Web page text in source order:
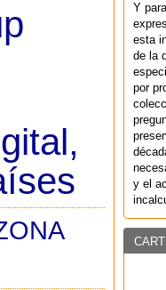
Y
esta
de la
por
y el